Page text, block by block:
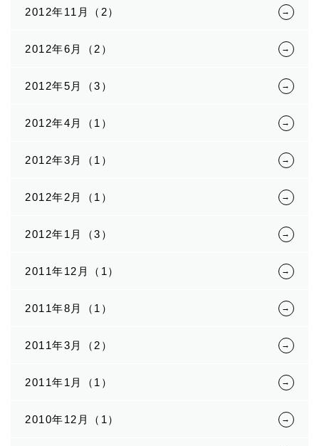
2012年11月（2）
2012年6月（2）
2012年5月（3）
2012年4月（1）
2012年3月（1）
2012年2月（1）
2012年1月（3）
2011年12月（1）
2011年8月（1）
2011年3月（2）
2011年1月（1）
2010年12月（1）